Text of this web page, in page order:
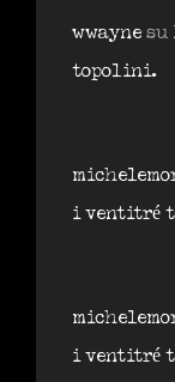
wwayne su
topolini.
i ventitré
i ventitré